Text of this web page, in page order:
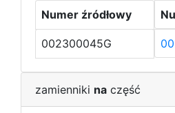
Numer źródłowy
002300045G
zamienniki na część